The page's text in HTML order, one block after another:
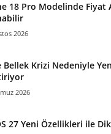
18 Pro Modelinde Fiyat
2026
Bellek Krizi Nedeniyle
2026
27 Yeni Özellikleri ile